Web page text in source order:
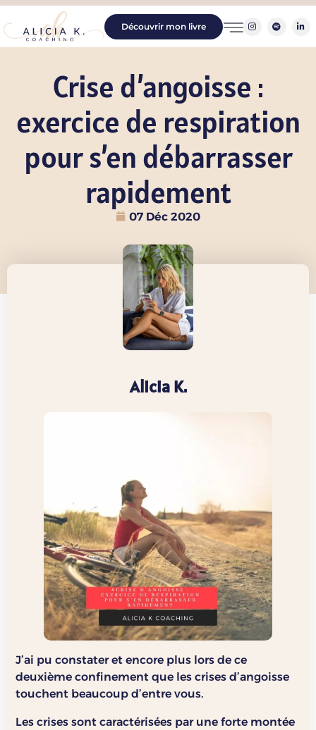
Découvrir mon livre
Crise d’angoisse :
exercice de respiration
pour s’en débarrasser
rapidement
07 Déc 2020
Alicia K.
J’ai pu constater et encore plus lors de ce
deuxième confinement que les crises d’angoisse
touchent beaucoup d’entre vous.
Les crises sont caractérisées par une forte montée